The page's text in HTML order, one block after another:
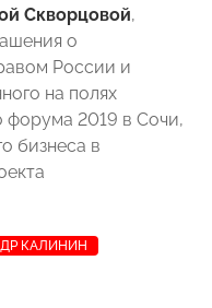
Скворцовой,
о
России и
на полях
форума 2019 в Сочи,
бизнеса в
КАЛИНИН